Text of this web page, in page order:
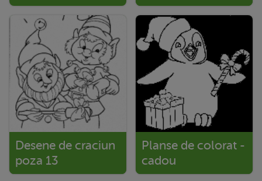
Desene de craciun
poza 13
Planse de colorat -
cadou